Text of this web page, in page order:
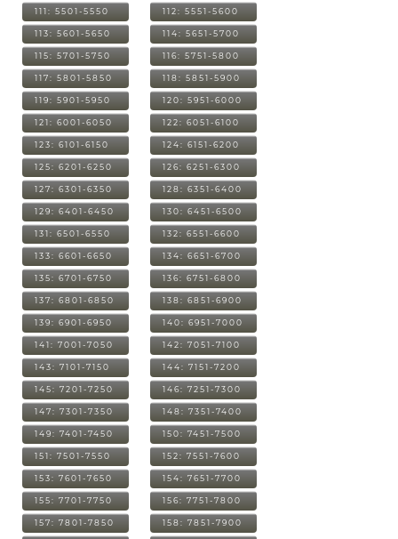
111: 5501-5550 112: 5551-5600
113: 5601-5650 114: 5651-5700
115: 5701-5750 116: 5751-5800
117: 5801-5850 118: 5851-5900
119: 5901-5950 120: 5951-6000
121: 6001-6050 122: 6051-6100
123: 6101-6150 124: 6151-6200
125: 6201-6250 126: 6251-6300
127: 6301-6350 128: 6351-6400
129: 6401-6450 130: 6451-6500
131: 6501-6550 132: 6551-6600
133: 6601-6650 134: 6651-6700
135: 6701-6750 136: 6751-6800
137: 6801-6850 138: 6851-6900
139: 6901-6950 140: 6951-7000
141: 7001-7050 142: 7051-7100
143: 7101-7150 144: 7151-7200
145: 7201-7250 146: 7251-7300
147: 7301-7350 148: 7351-7400
149: 7401-7450 150: 7451-7500
151: 7501-7550 152: 7551-7600
153: 7601-7650 154: 7651-7700
155: 7701-7750 156: 7751-7800
157: 7801-7850 158: 7851-7900